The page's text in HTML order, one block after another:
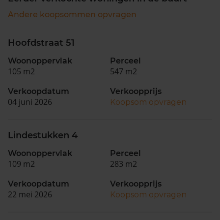
Andere koopsommen opvragen
Hoofdstraat 51
Woonoppervlak
105 m2
Perceel
547 m2
Verkoopdatum
04 juni 2026
Verkoopprijs
Koopsom opvragen
Lindestukken 4
Woonoppervlak
109 m2
Perceel
283 m2
Verkoopdatum
22 mei 2026
Verkoopprijs
Koopsom opvragen